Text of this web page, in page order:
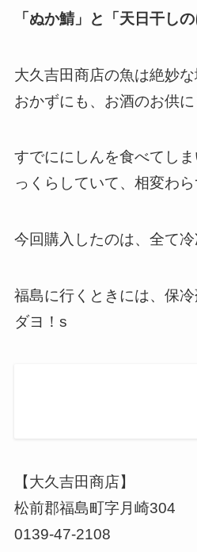
「ぬか鯖」と「天日干しの
大久吉田商店の魚は絶妙
おかずにも、お酒のお供に
すでににしんを食べてし
っくらしていて、相変わ
今回購入したのは、全て冷
福島に行くときには、保
ダヨ！s
【大久吉田商店】
松前郡福島町字月崎304
0139-47-2108